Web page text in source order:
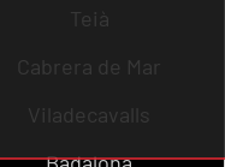
Teià
Cabrera de Mar
Viladecavalls